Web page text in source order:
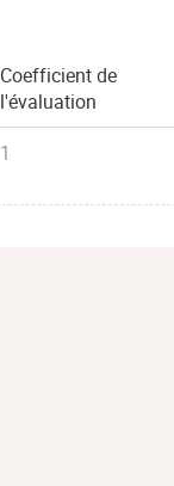
Coefficient de
l'évaluation
1